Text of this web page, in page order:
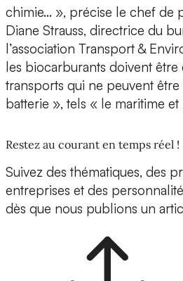
chimie… », précise le chef de
Diane Strauss, directrice du
l’association Transport &
les biocarburants doivent être
transports qui ne peuvent être
batterie », tels « le maritime et
Restez au courant en temps réel !
Suivez des thématiques, des
entreprises et des
dès que nous publions un